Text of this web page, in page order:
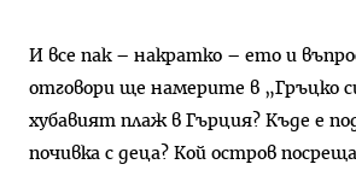
И все пак – накратко – ето и
отговори ще намерите в „Гръцко
хубавият плаж в Гърция? Къде е
почивка с деца? Кой остров